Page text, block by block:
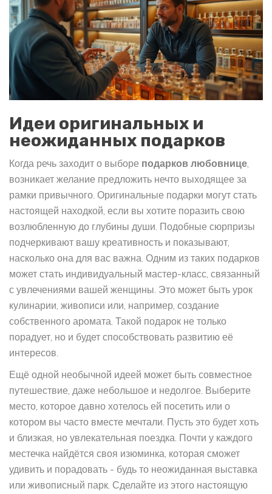
Идеи оригинальных и
неожиданных подарков
Когда речь заходит о выборе подарков любовнице,
возникает желание предложить нечто выходящее за
рамки привычного. Оригинальные подарки могут стать
настоящей находкой, если вы хотите поразить свою
возлюбленную до глубины души. Подобные сюрпризы
подчеркивают вашу креативность и показывают,
насколько она для вас важна. Одним из таких подарков
может стать индивидуальный мастер-класс, связанный
с увлечениями вашей женщины. Это может быть урок
кулинарии, живописи или, например, создание
собственного аромата. Такой подарок не только
порадует, но и будет способствовать развитию её
интересов.
Ещё одной необычной идеей может быть совместное
путешествие, даже небольшое и недолгое. Выберите
место, которое давно хотелось ей посетить или о
котором вы часто вместе мечтали. Пусть это будет хоть
и близкая, но увлекательная поездка. Почти у каждого
местечка найдётся своя изюминка, которая сможет
удивить и порадовать - будь то неожиданная выставка
или живописный парк. Сделайте из этого настоящую